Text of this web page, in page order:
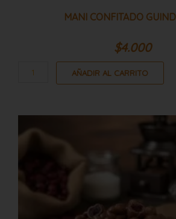
MANI CONFITADO
$4.000
AÑADIR AL CARRITO